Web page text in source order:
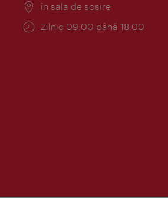
Locul:
în sala de sosire
Program:
Zilnic 09:00 până 18:00